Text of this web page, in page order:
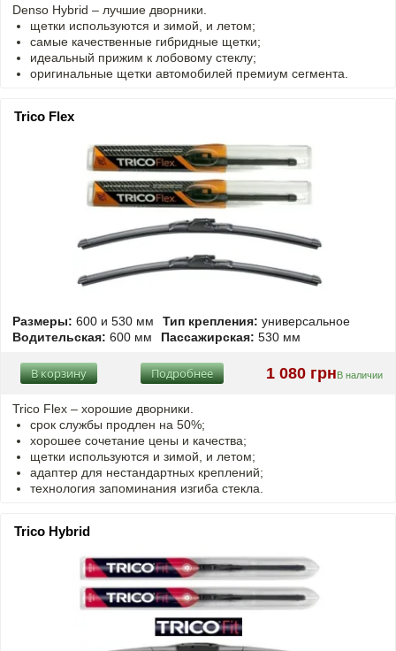
Denso Hybrid – лучшие дворники.
щетки используются и зимой, и летом;
самые качественные гибридные щетки;
идеальный прижим к лобовому стеклу;
оригинальные щетки автомобилей премиум сегмента.
Trico Flex
Размеры: 600 и 530 мм Тип крепления: универсальное
Водительская: 600 мм Пассажирская: 530 мм
1 080 грн В наличии
Подробнее
В корзину
Trico Flex – хорошие дворники.
срок службы продлен на 50%;
хорошее сочетание цены и качества;
щетки используются и зимой, и летом;
адаптер для нестандартных креплений;
технология запоминания изгиба стекла.
Trico Hybrid